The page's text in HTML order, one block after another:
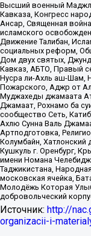
Высший военный
Кавказа, Конгресс
Ансар, Священная
исламского
Движение Талибан,
социальных реформ,
Дом двух святых,
Кавказ, АБТО, Правый
Нусра ли-Ахль аш-Шам,
Пожарского, Аджр от
Муджахеды джамаата
Джамаат, Рохнамо ба
сообщество Сеть,
Ахлю Сунна Валь
Артподготовка,
Колумбайн, Хатлонский
Кушкуль г. Оренбург,
имени Номана
Таджикистана,
московская ячейка,
Молодёжь Которая
добровольческий
Источник: http://
organizacii-i-